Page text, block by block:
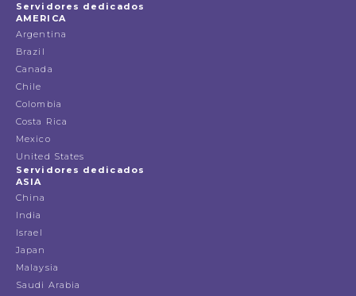
Servidores dedicados
AMERICA
Argentina
Brazil
Canada
Chile
Colombia
Costa Rica
Mexico
United States
Servidores dedicados
ASIA
China
India
Israel
Japan
Malaysia
Saudi Arabia